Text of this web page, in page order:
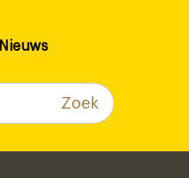
Nieuws